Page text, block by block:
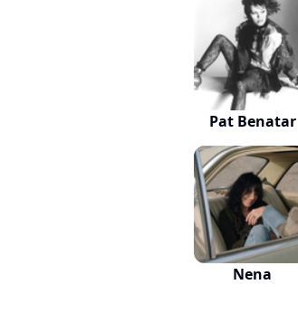
Pat Benatar
Nena